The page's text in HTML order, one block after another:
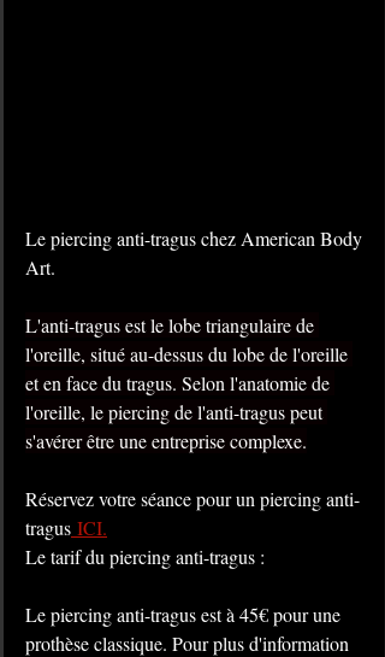
Le piercing anti-tragus chez American Body
Art.
L'anti-tragus est le lobe triangulaire de
l'oreille, situé au-dessus du lobe de l'oreille
et en face du tragus. Selon l'anatomie de
l'oreille, le piercing de l'anti-tragus peut
s'avérer être une entreprise complexe.
Réservez votre séance pour un piercing anti-
tragus ICI.
Le tarif du piercing anti-tragus :
Le piercing anti-tragus est à 45€ pour une
prothèse classique. Pour plus d'information